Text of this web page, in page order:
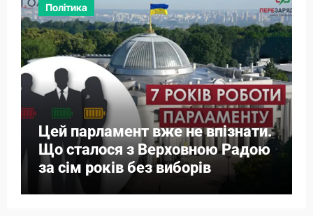
Політика
Цей парламент вже не впізнати.
Що сталося з Верховною Радою
за сім років без виборів